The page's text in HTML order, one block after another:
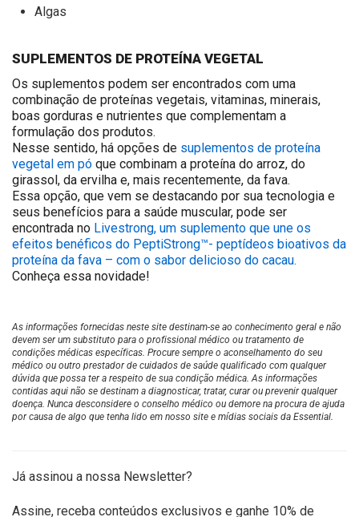
Algas
SUPLEMENTOS DE PROTEÍNA VEGETAL
Os suplementos podem ser encontrados com uma
combinação de proteínas vegetais, vitaminas, minerais,
boas gorduras e nutrientes que complementam a
formulação dos produtos.
Nesse sentido, há opções de suplementos de proteína
vegetal em pó que combinam a proteína do arroz, do
girassol, da ervilha e, mais recentemente, da fava.
Essa opção, que vem se destacando por sua tecnologia e
seus benefícios para a saúde muscular, pode ser
encontrada no Livestrong, um suplemento que une os
efeitos benéficos do PeptiStrong™- peptídeos bioativos da
proteína da fava – com o sabor delicioso do cacau.
Conheça essa novidade!
As informações fornecidas neste site destinam-se ao conhecimento geral e não
devem ser um substituto para o profissional médico ou tratamento de
condições médicas específicas. Procure sempre o aconselhamento do seu
médico ou outro prestador de cuidados de saúde qualificado com qualquer
dúvida que possa ter a respeito de sua condição médica. As informações
contidas aqui não se destinam a diagnosticar, tratar, curar ou prevenir qualquer
doença. Nunca desconsidere o conselho médico ou demore na procura de ajuda
por causa de algo que tenha lido em nosso site e mídias sociais da Essential.
Já assinou a nossa Newsletter?
Assine, receba conteúdos exclusivos e ganhe 10% de